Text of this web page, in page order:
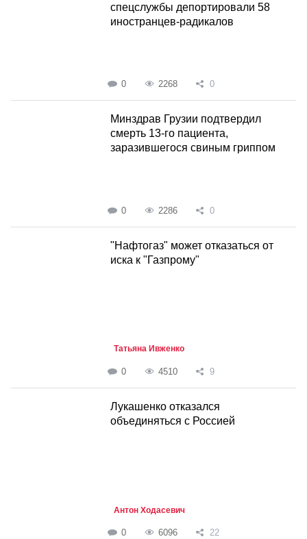
спецслужбы депортировали 58
иностранцев-радикалов
0 2268 0
Минздрав Грузии подтвердил
смерть 13-го пациента,
заразившегося свиным гриппом
0 2286 0
"Нафтогаз" может отказаться от
иска к "Газпрому"
Татьяна Ивженко
0 4510 9
Лукашенко отказался
объединяться с Россией
Антон Ходасевич
0 6096 22